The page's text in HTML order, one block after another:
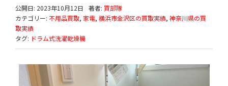
公開日: 2023年10月12日 著者: 買部隊
カテゴリー: 不用品買取, 家電, 横浜市金沢区の買取実績, 神奈川県の買
取実績
タグ: ドラム式洗濯乾燥機